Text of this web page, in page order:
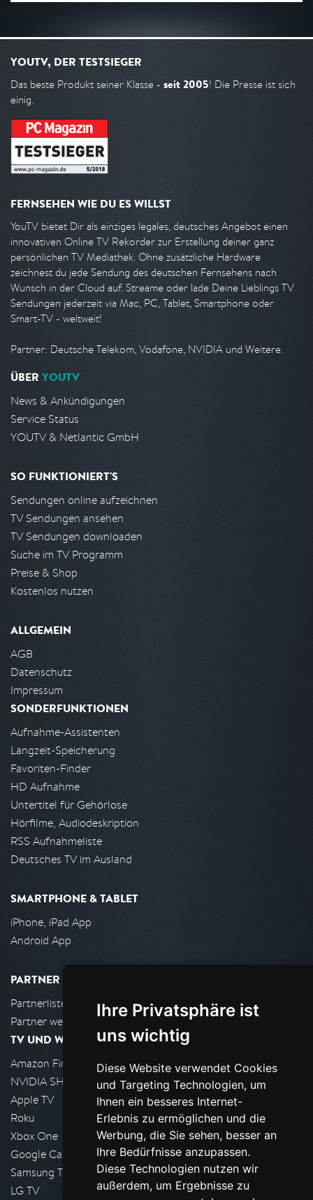
Ihre Privatsphäre ist
uns wichtig
Diese Website verwendet Cookies
und Targeting Technologien, um
Ihnen ein besseres Internet-
Erlebnis zu ermöglichen und die
Werbung, die Sie sehen, besser an
Ihre Bedürfnisse anzupassen.
Diese Technologien nutzen wir
außerdem, um Ergebnisse zu
YOUTV, DER TESTSIEGER
Das beste Produkt seiner Klasse - seit 2005! Die Presse ist sich
einig.
FERNSEHEN WIE DU ES WILLST
YouTV bietet Dir als einziges legales, deutsches Angebot einen
innovativen Online TV Rekorder zur Erstellung deiner ganz
persönlichen TV Mediathek. Ohne zusätzliche Hardware
zeichnest du jede Sendung des deutschen Fernsehens nach
Wunsch in der Cloud auf. Streame oder lade Deine Lieblings TV
Sendungen jederzeit via Mac, PC, Tablet, Smartphone oder
Smart-TV - weltweit!
Partner: Deutsche Telekom, Vodafone, NVIDIA und Weitere.
ÜBER YOUTV
News & Ankündigungen
Service Status
YOUTV & Netlantic GmbH
SO FUNKTIONIERT'S
Sendungen online aufzeichnen
TV Sendungen ansehen
TV Sendungen downloaden
Suche im TV Programm
Preise & Shop
Kostenlos nutzen
ALLGEMEIN
AGB
Datenschutz
Impressum
SONDERFUNKTIONEN
Aufnahme-Assistenten
Langzeit-Speicherung
Favoriten-Finder
HD Aufnahme
Untertitel für Gehörlose
Hörfilme, Audiodeskription
RSS Aufnahmeliste
Deutsches TV im Ausland
SMARTPHONE & TABLET
iPhone, iPad App
Android App
PARTNER
Partnerliste
Partner werden
TV UND WOHNZIMMER
Amazon FireTV
NVIDIA SHIELD, Google TV
Apple TV
Roku
Xbox One
Google Cast
Samsung TV
LG TV